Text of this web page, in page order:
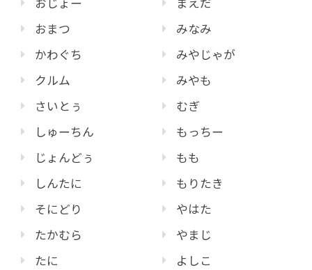
おまつ
かわぐち
クルム
さいとぅ
しゅーちん
じょんどぅ
しんたに
そにどり
たかむら
たに
みなみ
みやじゃが
みやも
むぎ
もっちー
もも
もりたき
やはた
やまじ
よしこ